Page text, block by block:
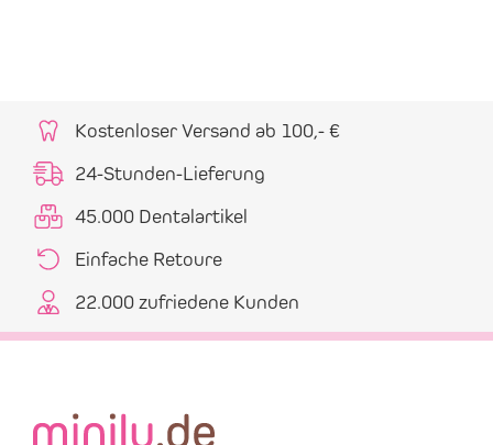
Kostenloser Versand ab 100,- €
24-Stunden-Lieferung
45.000 Dentalartikel
Einfache Retoure
22.000 zufriedene Kunden